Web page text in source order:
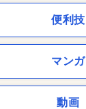
便利技
マンガ
動画